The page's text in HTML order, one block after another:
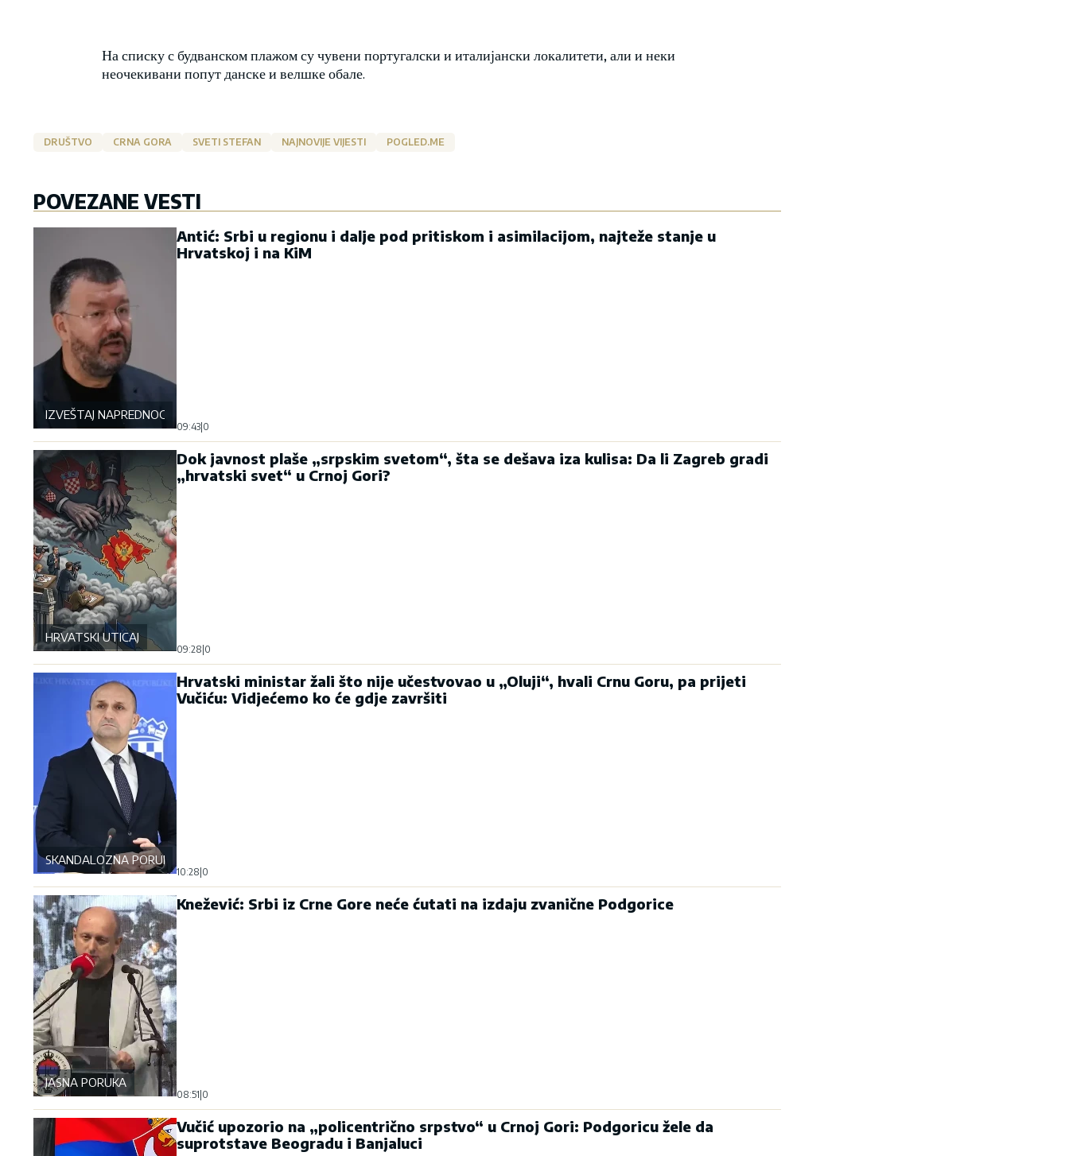
На списку с будванском плажом су чувени португалски и италијански локалитети, али и неки
неочекивани попут данске и велшке обале.
DRUŠTVO CRNA GORA SVETI STEFAN NAJNOVIJE VIJESTI POGLED.ME
POVEZANE VESTI
IZVEŠTAJ NAPREDNOG KLUBA
Antić: Srbi u regionu i dalje pod pritiskom i asimilacijom, najteže stanje u
Hrvatskoj i na KiM
09:43 0
HRVATSKI UTICAJ
Dok javnost plaše „srpskim svetom“, šta se dešava iza kulisa: Da li Zagreb gradi
„hrvatski svet“ u Crnoj Gori?
09:28 0
SKANDALOZNA PORUKA
Hrvatski ministar žali što nije učestvovao u „Oluji“, hvali Crnu Goru, pa prijeti
Vučiću: Vidjećemo ko će gdje završiti
10:28 0
JASNA PORUKA
Knežević: Srbi iz Crne Gore neće ćutati na izdaju zvanične Podgorice
08:51 0
Vučić upozorio na „policentrično srpstvo“ u Crnoj Gori: Podgoricu žele da
suprotstave Beogradu i Banjaluci